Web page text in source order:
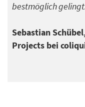
bestmöglich
Sebastian
Projects bei